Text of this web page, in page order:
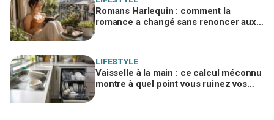
Romans Harlequin : comment la
romance a changé sans renoncer aux
LIFESTYLE
Vaisselle à la main : ce calcul méconnu
montre à quel point vous ruinez vos